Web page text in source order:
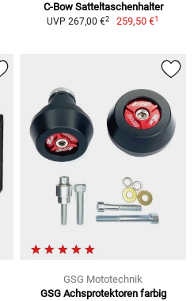
C-Bow Satteltaschenhalter
UVP 267,00 €2 259,50 €1
GSG Mototechnik
GSG Achsprotektoren farbig